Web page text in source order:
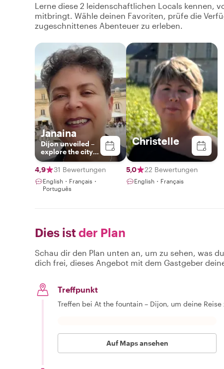
Lerne diese 2 leidenschaftlichen Locals kennen,
mitbringt. Wähle deinen Favoriten, prüfe die
zugeschnittenes Abenteuer zu erleben.
Janaina
Dijon unveiled –
explore the city
with a passionate
guide
4,9 31 Bewertungen
English・Français・
Português
Christelle
5,0 22 Bewertungen
English・Français
Dies istder Plan
Schau dir den Plan unten an, um zu sehen, was
dich frei, dieses Angebot mit dem Gastgeber
Treffpunkt
Treffen bei At the fountain – Dijon, um deine
Auf Maps ansehen